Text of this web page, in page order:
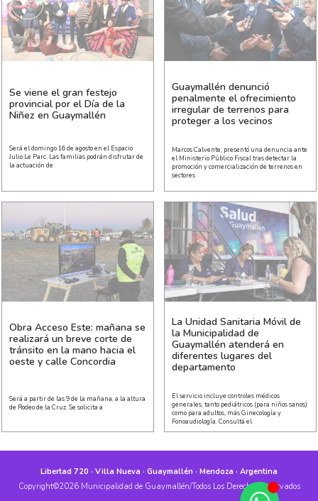
Se viene el gran festejo
provincial por el Día de la
Niñez en Guaymallén
Será el domingo 16 de agosto en el Espacio
Julio Le Parc. Las familias podrán disfrutar de
la actuación de
Guaymallén denunció
penalmente el ofrecimiento
irregular de terrenos para
proteger a los vecinos
Marcos Calvente, presentó una denuncia ante
el Ministerio Público Fiscal tras detectar la
promoción y comercialización de terrenos en
sectores
Obra Acceso Este: mañana se
realizará un breve corte de
tránsito en la mano hacia el
oeste y calle Concordia
Será a partir de las 9 de la mañana, a la altura
de Rodeo de la Cruz. Se solicita a
La Unidad Sanitaria Móvil de
la Municipalidad de
Guaymallén atenderá en
diferentes lugares del
departamento
El servicio incluye controles médicos
generales, tanto pediátricos (para niños sanos)
como para adultos, más Ginecología y
Fonoaudiología. Consultá el
Libertad 720 · Villa Nueva · Guaymallén · Mendoza · Argentina
Copyright©2026 Municipalidad de Guaymallén/Todos Los Derechos Reservados